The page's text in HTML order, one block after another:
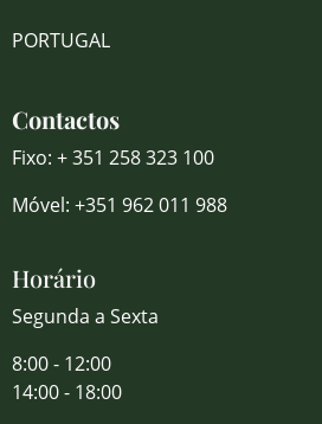
PORTUGAL
Contactos
Fixo: + 351 258 323 100
Móvel: +351 962 011 988
Horário
Segunda a Sexta
8:00 - 12:00
14:00 - 18:00